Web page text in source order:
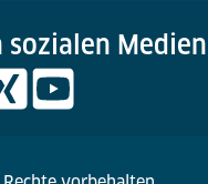
sozialen Medien